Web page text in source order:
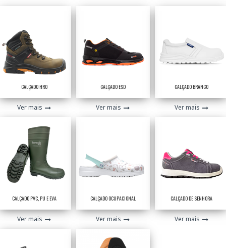
CALÇADO HRO
Ver mais
CALÇADO ESD
Ver mais
CALÇADO BRANCO
Ver mais
CALÇADO PVC, PU E EVA
Ver mais
CALÇADO OCUPACIONAL
Ver mais
CALÇADO DE SENHORA
Ver mais